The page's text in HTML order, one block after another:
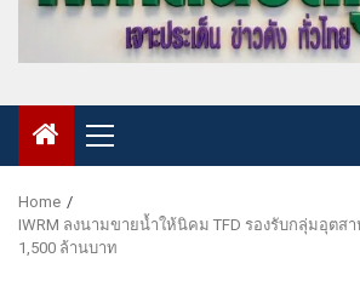
Primary
Menu
Home
IWRM ลงนามขายน้ำให้นิคม TFD รองรับกลุ่มอุตส
1,500 ล้านบาท